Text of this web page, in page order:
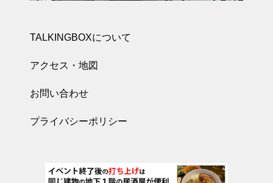
TALKINGBOXについて
アクセス・地図
お問い合わせ
プライバシーポリシー